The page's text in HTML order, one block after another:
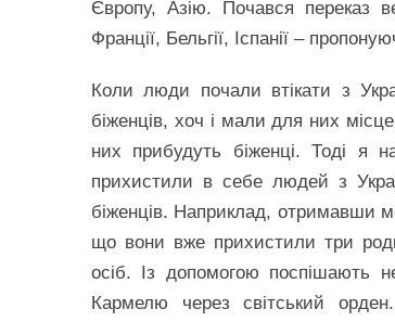
Європу, Азію. Почався переказ
Франції, Бельгії, Іспанії –
Коли люди почали втікати з
біженців, хоч і мали для них
них прибудуть біженці. Тоді я
прихистили в себе людей з
біженців. Наприклад, отримавши
що вони вже прихистили три
осіб. Із допомогою поспішають
Кармелю через світський